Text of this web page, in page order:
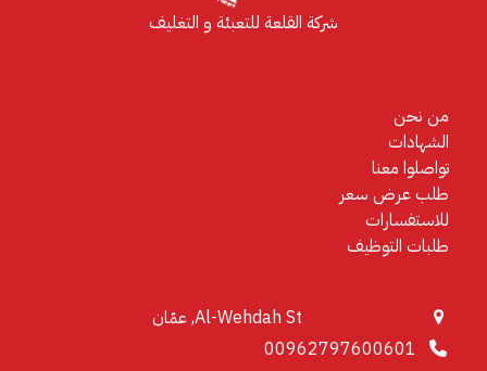
شركة القلعة للتعبئة و التغليف
من نحن
الشهادات
تواصلوا معنا
طلب عرض سعر
للاستفسارات
طلبات التوظيف
Al-Wehdah St, عمّان
00962797600601